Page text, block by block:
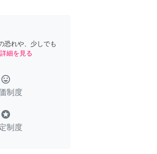
恐れや、少しでも
詳細を見る
tag_faces
制度
stars
制度